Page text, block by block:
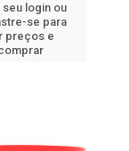
seu login ou
se para
preços e